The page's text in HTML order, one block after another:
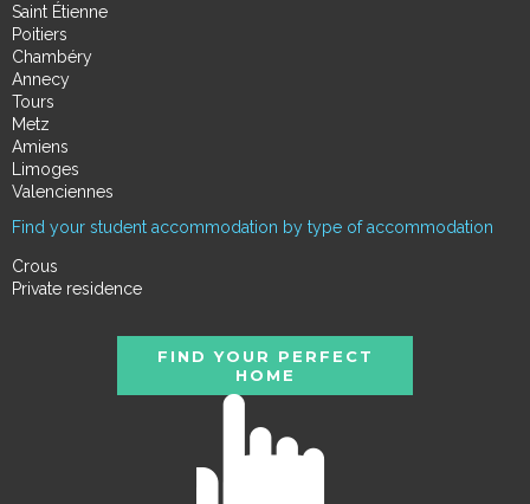
Saint Étienne
Poitiers
Chambéry
Annecy
Tours
Metz
Amiens
Limoges
Valenciennes
Find your student accommodation by type of accommodation
Crous
Private residence
FIND YOUR PERFECT
HOME